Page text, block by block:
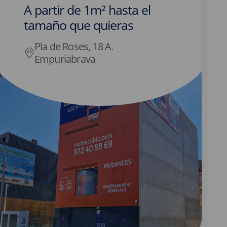
A partir de 1m² hasta el
tamaño que quieras
Pla de Roses, 18 A.
Empuriabrava